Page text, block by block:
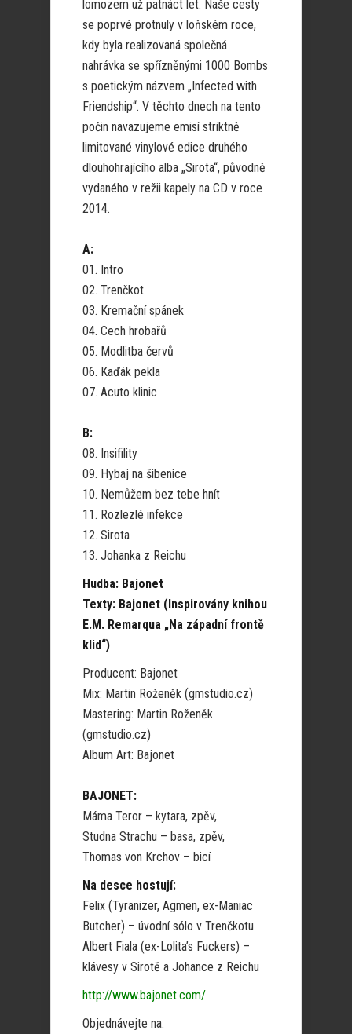
lomozem už patnáct let. Naše cesty
se poprvé protnuly v loňském roce,
kdy byla realizovaná společná
nahrávka se spřízněnými 1000 Bombs
s poetickým názvem „Infected with
Friendship“. V těchto dnech na tento
počin navazujeme emisí striktně
limitované vinylové edice druhého
dlouhohrajícího alba „Sirota“, původně
vydaného v režii kapely na CD v roce
2014.
A:
01. Intro
02. Trenčkot
03. Kremační spánek
04. Cech hrobařů
05. Modlitba červů
06. Kaďák pekla
07. Acuto klinic
B:
08. Insifility
09. Hybaj na šibenice
10. Nemůžem bez tebe hnít
11. Rozlezlé infekce
12. Sirota
13. Johanka z Reichu
Hudba: Bajonet
Texty: Bajonet (Inspirovány knihou
E.M. Remarqua „Na západní frontě
klid“)
Producent: Bajonet
Mix: Martin Roženěk (gmstudio.cz)
Mastering: Martin Roženěk
(gmstudio.cz)
Album Art: Bajonet
BAJONET:
Máma Teror – kytara, zpěv,
Studna Strachu – basa, zpěv,
Thomas von Krchov – bicí
Na desce hostují:
Felix (Tyranizer, Agmen, ex-Maniac
Butcher) – úvodní sólo v Trenčkotu
Albert Fiala (ex-Lolita’s Fuckers) –
klávesy v Sirotě a Johance z Reichu
http://www.bajonet.com/
Objednávejte na: